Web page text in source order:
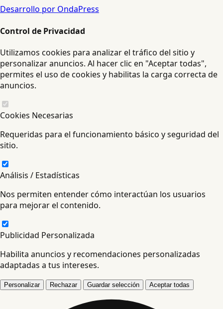
Desarrollo por OndaPress
Control de Privacidad
Utilizamos cookies para analizar el tráfico del sitio y
personalizar anuncios. Al hacer clic en "Aceptar todas",
permites el uso de cookies y habilitas la carga correcta de
anuncios.
Cookies Necesarias
Requeridas para el funcionamiento básico y seguridad del
sitio.
Análisis / Estadísticas
Nos permiten entender cómo interactúan los usuarios
para mejorar el contenido.
Publicidad Personalizada
Habilita anuncios y recomendaciones personalizadas
adaptadas a tus intereses.
Personalizar Rechazar Guardar selección Aceptar todas